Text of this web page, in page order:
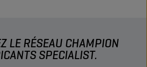
LE RÉSEAU CHAMPION
SPECIALIST.